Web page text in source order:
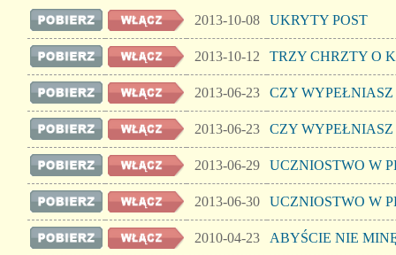
2013-10-08 UKRYTY POST
2013-10-12 TRZY CHRZTY O
2013-06-23 CZY
2013-06-23 CZY
2013-06-29 UCZNIOSTWO W
2013-06-30 UCZNIOSTWO W
2010-04-23 ABYŚCIE NIE